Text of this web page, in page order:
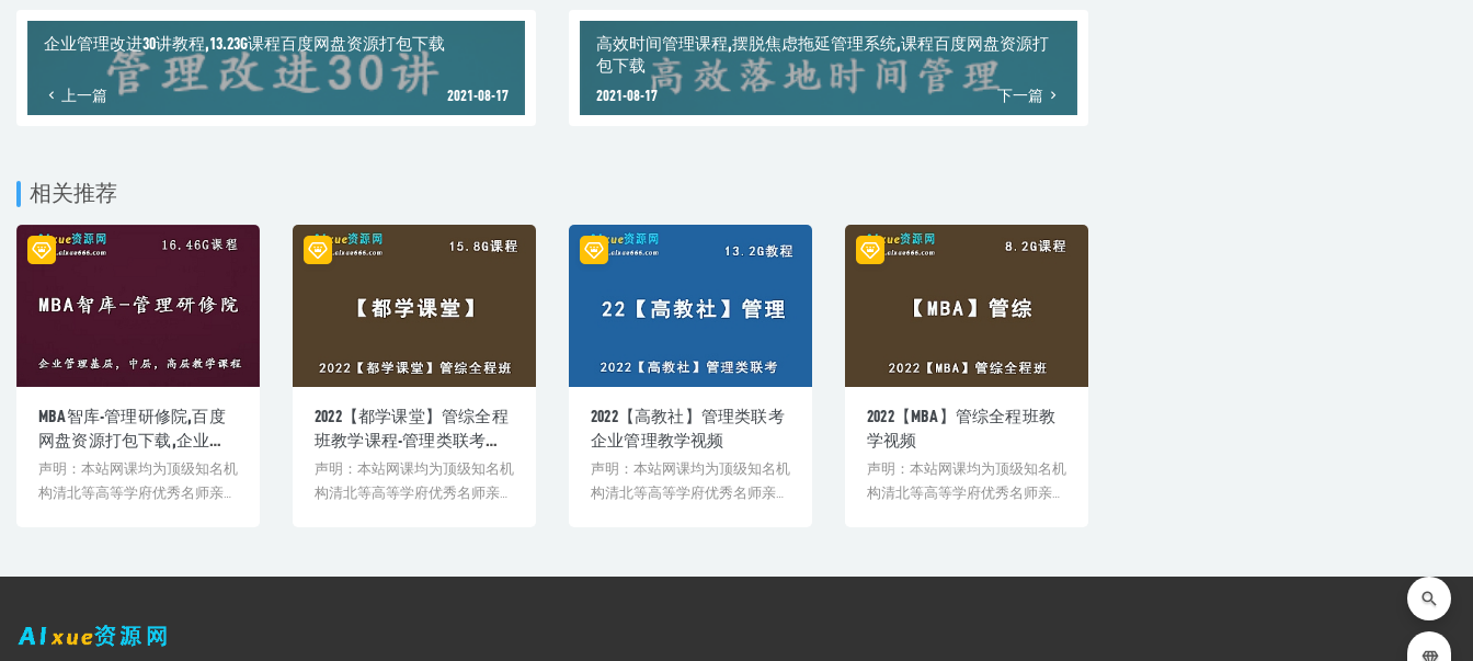
├─ 06 第6讲：【问题六】目标高高在上，责任如何落地.pdf
├─ 07 第7讲：【问题七】过程管理失控，结果总难达成.mp4
├─ 07 第7讲：【问题七】过程管理失控，结果总难达成.pdf
├─ 08 第8讲：【问题八】绩效面谈没劲，问题员工咋办.mp4
├─ 10 第10讲：【问题十】团队陷入平庸，如何挑战现状.mp4
企业管理改进30讲教程,13.23G课程百度网盘资源打包下载
上一篇 2021-08-17
高效时间管理课程,摆脱焦虑拖延管理系统,课程百度网盘资源打
包下载
2021-08-17 下一篇
相关推荐
MBA智库-管理研修院,百度
网盘资源打包下载,企业基
层/中层/高层管理教学视频
声明：本站网课均为顶级知名机
构清北等高等学府优秀名师亲授
2022【都学课堂】管综全程
班教学课程-管理类联考备
考规划及考试分析
声明：本站网课均为顶级知名机
构清北等高等学府优秀名师亲授
2022【高教社】管理类联考
企业管理教学视频
声明：本站网课均为顶级知名机
构清北等高等学府优秀名师亲授
2022【MBA】管综全程班教
学视频
声明：本站网课均为顶级知名机
构清北等高等学府优秀名师亲授